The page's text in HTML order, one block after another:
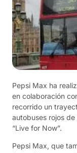
Pepsi Max ha
en colaboración
recorrido un
autobuses rojos
“Live for Now”.
Pepsi Max, que